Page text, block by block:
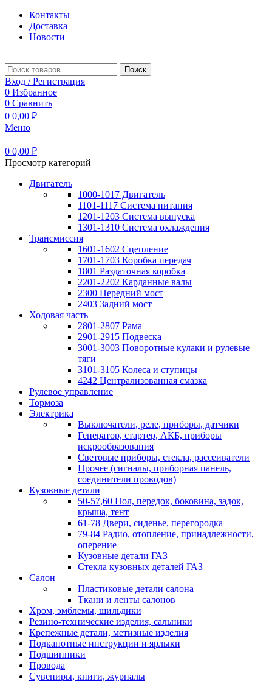
Контакты
Доставка
Новости
Поиск
Вход / Регистрация
0 Избранное
0 Сравнить
0 0,00 ₽
Меню
0 0,00 ₽
Просмотр категорий
Двигатель
1000-1017 Двигатель
1101-1117 Система питания
1201-1203 Система выпуска
1301-1310 Система охлаждения
Трансмиссия
1601-1602 Сцепление
1701-1703 Коробка передач
1801 Раздаточная коробка
2201-2202 Карданные валы
2300 Передний мост
2403 Задний мост
Ходовая часть
2801-2807 Рама
2901-2915 Подвеска
3001-3003 Поворотные кулаки и рулевые
тяги
3101-3105 Колеса и ступицы
4242 Централизованная смазка
Рулевое управление
Тормоза
Электрика
Выключатели, реле, приборы, датчики
Генератор, стартер, АКБ, приборы
искрообразования
Световые приборы, стекла, рассеиватели
Прочее (сигналы, приборная панель,
соединители проводов)
Кузовные детали
50-57,60 Пол, передок, боковина, задок,
крыша, тент
61-78 Двери, сиденье, перегородка
79-84 Радио, отопление, принадлежности,
оперение
Кузовные детали ГАЗ
Стекла кузовных деталей ГАЗ
Салон
Пластиковые детали салона
Ткани и ленты салонов
Хром, эмблемы, шильдики
Резино-технические изделия, сальники
Крепежные детали, метизные изделия
Подкапотные инструкции и ярлыки
Подшипники
Провода
Сувениры, книги, журналы